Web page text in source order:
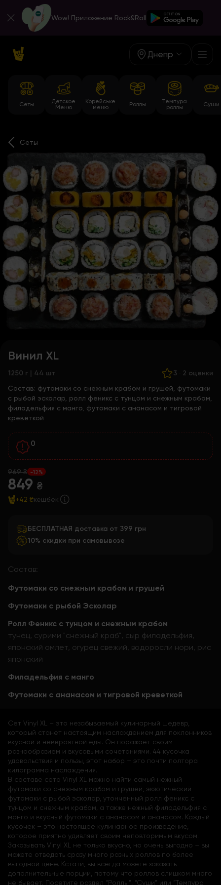
Wow! Приложение Rock&Roll
Днепр
Сеты
Детское
Меню
Корейське
меню
Роллы
Темпура
роллы
Суши
Сеты
Винил XL
1250 г | 44 шт 3 · 2 оценки
Состав: футомаки со снежным крабом и грушей, футомаки
с рыбой эсколар, ролл феникс с тунцом и снежным крабом,
филадельфия с манго, футомаки с ананасом и тигровой
креветкой
0
969 ₴ -12%
849 ₴
+42 ₴кешбек
БЕСПЛАТНАЯ доставка от 399 грн
10% скидки при самовывозе
Состав:
Футомаки со снежным крабом и грушей
Футомаки с рыбой Эсколар
Ролл Феникс с тунцом и снежным крабом
тунец, сурими "снежный краб", сыр филадельфия,
японский омлет, огурец свежий, водоросли нори, рис
японский
Филадельфия с манго
Футомаки с ананасом и тигровой креветкой
Сет Vinyl XL – это незабываемый кулинарный шедевр,
который станет настоящим наслаждением для поклонников
вкусной и невероятной еды. Он поражает своим
разнообразием и вкусовыми сочетаниями. 44 кусочка
удовольствия и пользы, этот набор – это почти полтора
килограмма наслаждения.
В составе сета Vinyl XL можно найти самый нежный
футомаки со снежным крабом и грушей, экзотический
футомаки с рыбой эсколар, утонченный ролл феникс с
тунцом и снежным крабом, а также нежный филадельфия с
манго и вкусный футомаки с ананасом и ананасом. Каждый
кусочек – это настоящее кулинарное произведение,
которое приятно удивляет своим неповторимым вкусом.
Заказывать Vinyl XL не только вкусно, но очень выгодно – вы
можете отведать сразу много разных роллов по более
выгодной цене. Кстати, вы всегда можете заказать
дополнительные порции, потому что роллов слишком много
не бывает. Посетите раздел “Роллы”, “Суши” или “Темпура